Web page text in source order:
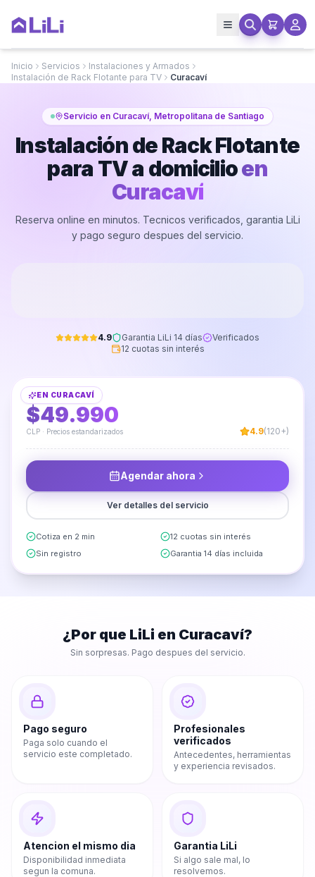
Inicio Servicios
Instalaciones y Armados
Instalación de Rack Flotante para TV
Curacaví
Servicio en Curacaví, Metropolitana de Santiago
Instalación de Rack Flotante
para TV a domicilioen
Curacaví
Reserva online en minutos. Tecnicos verificados, garantia LiLi
y pago seguro despues del servicio.
4.9 Garantia LiLi 14 días
Verificados
12 cuotas sin interés
EN CURACAVÍ
DESDE
$49.990
CLP · Precios estandarizados 4.9(120+)
Agendar ahora
Ver detalles del servicio
Cotiza en 2 min
12 cuotas sin interés
Sin registro
Garantia 14 días incluida
¿Por que LiLi en Curacaví?
Sin sorpresas. Pago despues del servicio.
Pago seguro
Paga solo cuando el
servicio este completado.
Profesionales
verificados
Antecedentes, herramientas
y experiencia revisados.
Atencion el mismo dia
Disponibilidad inmediata
segun la comuna.
Garantia LiLi
Si algo sale mal, lo
resolvemos.